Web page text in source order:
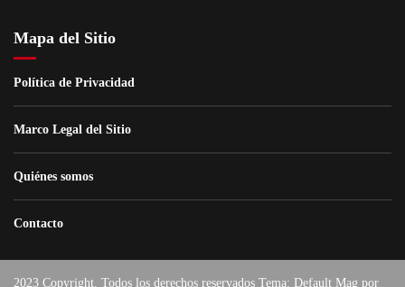
Mapa del Sitio
Política de Privacidad
Marco Legal del Sitio
Quiénes somos
Contacto
2023 Copyright. Todos los derechos reservados Tema: Default Mag por